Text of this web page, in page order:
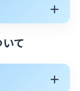
＋
て
＋